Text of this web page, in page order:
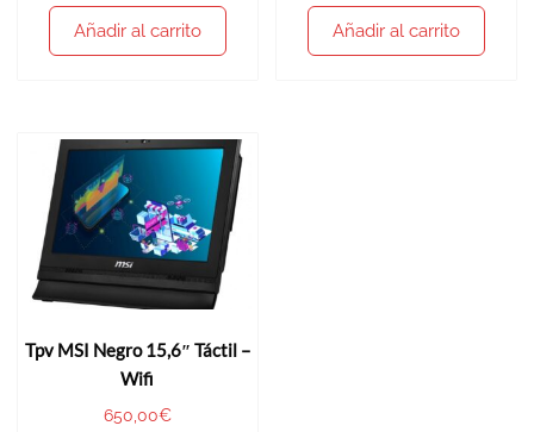
Añadir al carrito Añadir al carrito
Tpv MSI Negro 15,6″ Táctil –
Wifi
650,00€